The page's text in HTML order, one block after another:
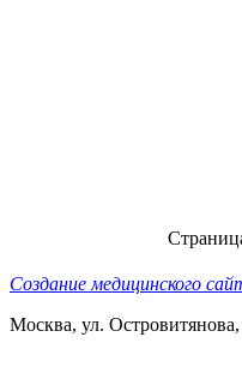
Создание медицинского
Москва, ул.